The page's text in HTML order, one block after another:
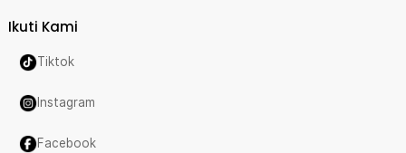
Ikuti Kami
Tiktok
Instagram
Facebook